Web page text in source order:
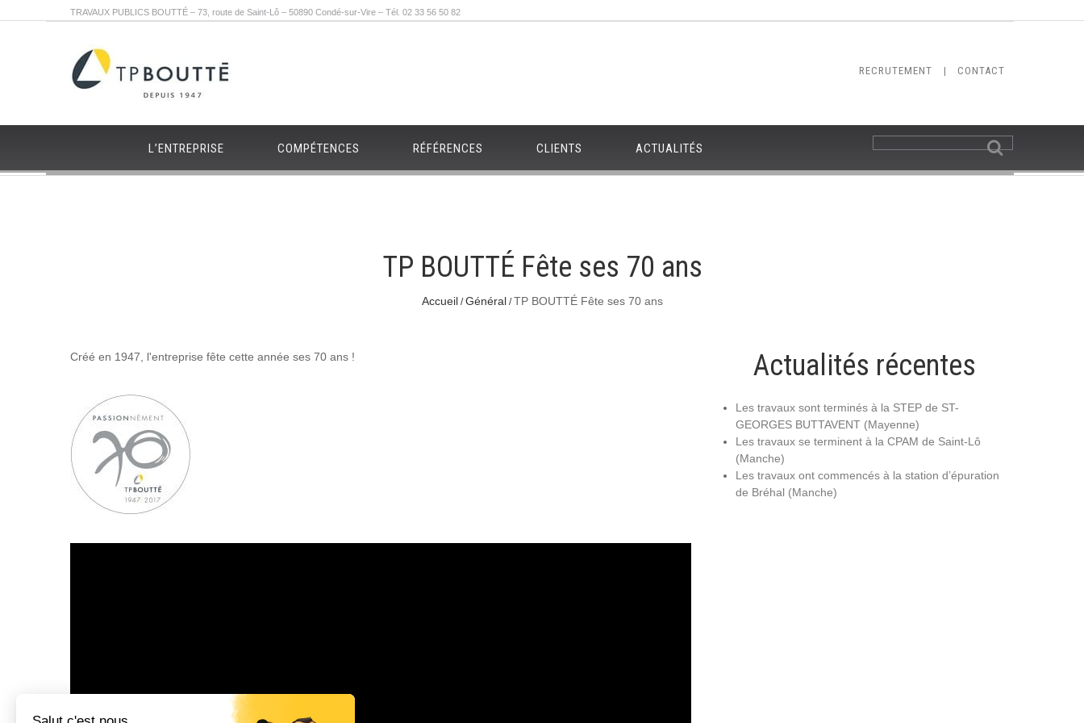
TRAVAUX PUBLICS BOUTTÉ – 73, route de Saint-Lô – 50890 Condé-sur-Vire – Tél. 02 33 56 50 82
RECRUTEMENT | CONTACT
L’ENTREPRISE COMPÉTENCES RÉFÉRENCES CLIENTS ACTUALITÉS
TP BOUTTÉ Fête ses 70 ans
Accueil Général TP BOUTTÉ Fête ses 70 ans
Créé en 1947, l'entreprise fête cette année ses 70 ans ! Actualités récentes
Les travaux sont terminés à la STEP de ST-
GEORGES BUTTAVENT (Mayenne)
Les travaux se terminent à la CPAM de Saint-Lô
(Manche)
Les travaux ont commencés à la station d’épuration
de Bréhal (Manche)